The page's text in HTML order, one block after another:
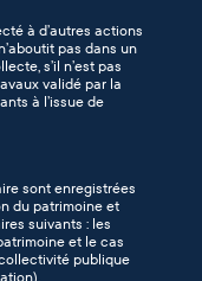
à d’autres actions
pas dans un
s’il n’est pas
validé par la
à l’issue de
sont enregistrées
du patrimoine et
suivants : les
et le cas
publique